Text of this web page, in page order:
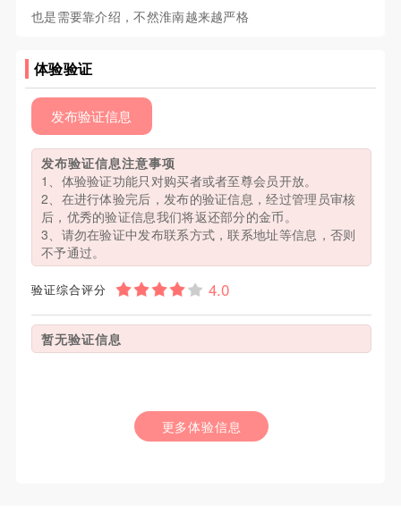
也是需要靠介绍，不然淮南越来越严格
体验验证
发布验证信息
发布验证信息注意事项
1、体验验证功能只对购买者或者至尊会员开放。
2、在进行体验完后，发布的验证信息，经过管理员审核
后，优秀的验证信息我们将返还部分的金币。
3、请勿在验证中发布联系方式，联系地址等信息，否则
不予通过。
验证综合评分
暂无验证信息
更多体验信息